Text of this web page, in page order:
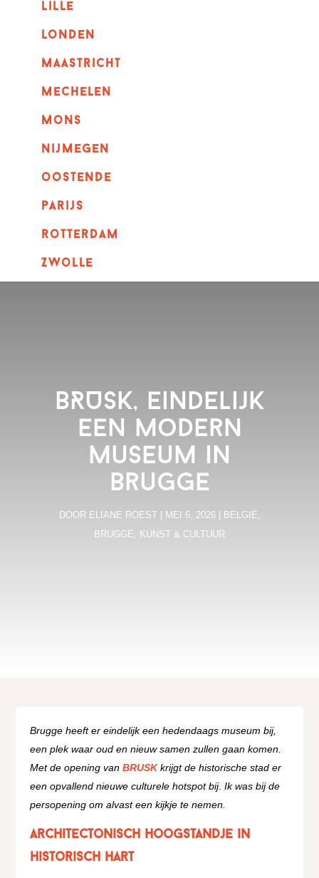
lille
londen
maastricht
mechelen
mons
nijmegen
oostende
parijs
rotterdam
Zwolle
BRUSK, eindelijk
een modern
museum in
Brugge
DOOR ELIANE ROEST| MEI 6, 2026| BELGIË
BRUGGE
KUNST & CULTUUR
Brugge heeft er eindelijk een hedendaags museum bij,
een plek waar oud en nieuw samen zullen gaan komen.
Met de opening vanBRUSKkrijgt de historische stad er
een opvallend nieuwe culturele hotspot bij.Ik was bij de
persopening om alvast een kijkje te nemen.
Architectonisch hoogstandje in
historisch hart